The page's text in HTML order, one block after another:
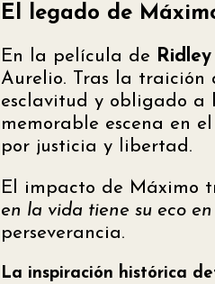
El legado de
En la película de
Aurelio. Tras la traición
esclavitud y obligado a
memorable escena en
por justicia y libertad.
El impacto de Máximo
en la vida tiene su eco
perseverancia.
La inspiración histórica